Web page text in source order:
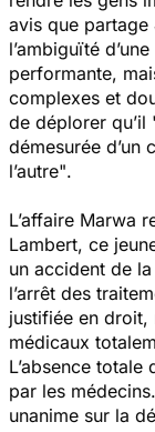
avis que partage
l’ambiguïté
performante,
complexes et
de déplorer qu’il
démesurée d’un
l’autre".
L’affaire Marwa
Lambert, ce
un accident de
l’arrêt des
justifiée en droit,
médicaux
L’absence
par les
unanime sur la